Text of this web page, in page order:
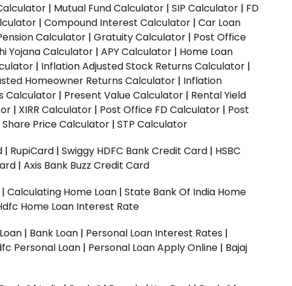
| Mutual Fund Calculator | SIP Calculator | FD
| Compound Interest Calculator | Car Loan
Calculator | Gratuity Calculator | Post Office
Yojana Calculator | APY Calculator | Home Loan
| Inflation Adjusted Stock Returns Calculator |
Homeowner Returns Calculator | Inflation
Calculator | Present Value Calculator | Rental Yield
| XIRR Calculator | Post Office FD Calculator | Post
Price Calculator | STP Calculator
| RupiCard | Swiggy HDFC Bank Credit Card | HSBC
| Axis Bank Buzz Credit Card
| Calculating Home Loan | State Bank Of India Home
Home Loan Interest Rate
| Bank Loan | Personal Loan Interest Rates |
Personal Loan | Personal Loan Apply Online | Bajaj